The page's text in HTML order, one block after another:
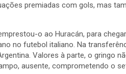
premiadas com gols, mas
o ao Huracán, para
no futebol italiano. Na
Valores à parte, o gringo
ausente, comprometendo o